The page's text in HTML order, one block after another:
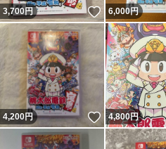
3,700円 いいね！
6,000円
4,200円 いいね！
4,800円